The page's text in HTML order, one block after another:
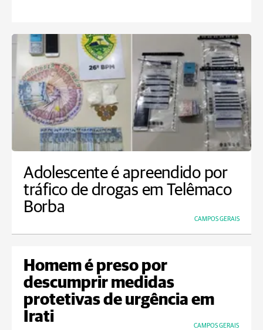
Adolescente é apreendido por
tráfico de drogas em Telêmaco
Borba
CAMPOS GERAIS
Homem é preso por
descumprir medidas
protetivas de urgência em
Irati
CAMPOS GERAIS